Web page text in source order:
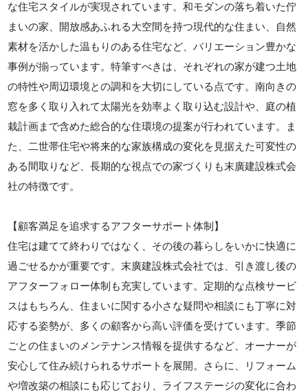
な住宅スタイルが実現されています。和モダンの落ち着いた佇
まいの家、開放感あふれる大空間を持つ現代的な住まい、自然
素材を活かした温もりのある住宅など、バリエーション豊かな
事例が揃っています。特筆すべきは、それぞれの家が建つ土地
の特性や周辺環境との調和を大切にしている点です。南向きの
窓を多く取り入れて太陽光を効率よく取り込む設計や、庭の植
栽計画まで含めた総合的な住環境の提案が行われています。ま
た、二世帯住宅や将来的な家族構成の変化を見据えた可変性の
ある間取りなど、長期的な視点での家づくりも末廣建設株式会
社の特徴です。
【顧客満足を追求するアフターサポート体制】
住宅は建てて終わりではなく、その後の暮らしをいかに快適に
過ごせるかが重要です。末廣建設株式会社では、引き渡し後の
アフターフォロー体制も充実しています。定期的な点検サービ
スはもちろん、住まいに関する小さな疑問や相談にも丁寧に対
応する姿勢が、多くの顧客から高い評価を受けています。季節
ごとの住まいのメンテナンス情報を提供するなど、オーナーが
安心して住み続けられるサポートを展開。さらに、リフォーム
や増改築の相談にも応じており、ライフステージの変化に合わ